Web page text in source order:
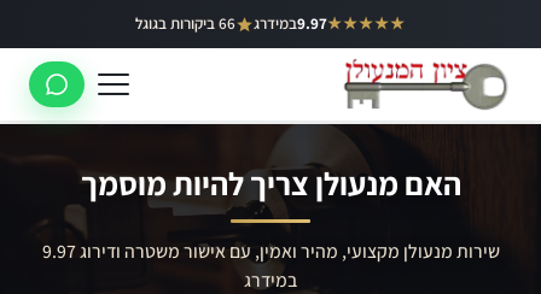
לתוכן
★★★★★
9.97במידרג 66 ביקורות בגוגל באר יעקב
ראשון לציון
לוד
רמלה
האם מנעולן צריך להיות מוסמך
שירות מנעולן מקצועי, מהיר ואמין, עם אישור משטרה ודירוג 9.97
במידרג